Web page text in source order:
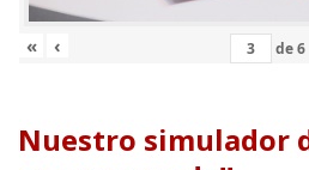
« ‹ de6
Nuestro simulador